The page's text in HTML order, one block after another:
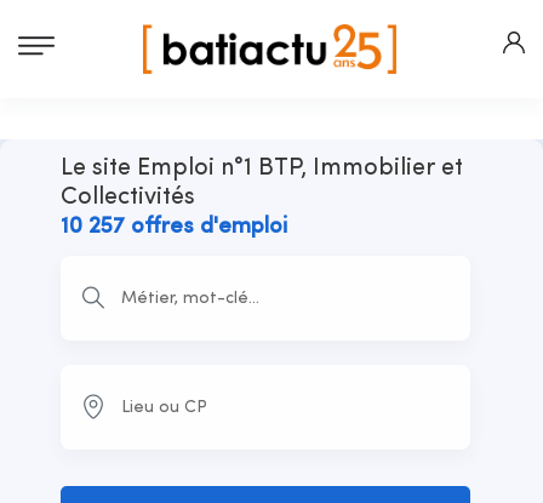
Le site Emploi n°1 BTP, Immobilier et
Collectivités
10 257 offres d'emploi